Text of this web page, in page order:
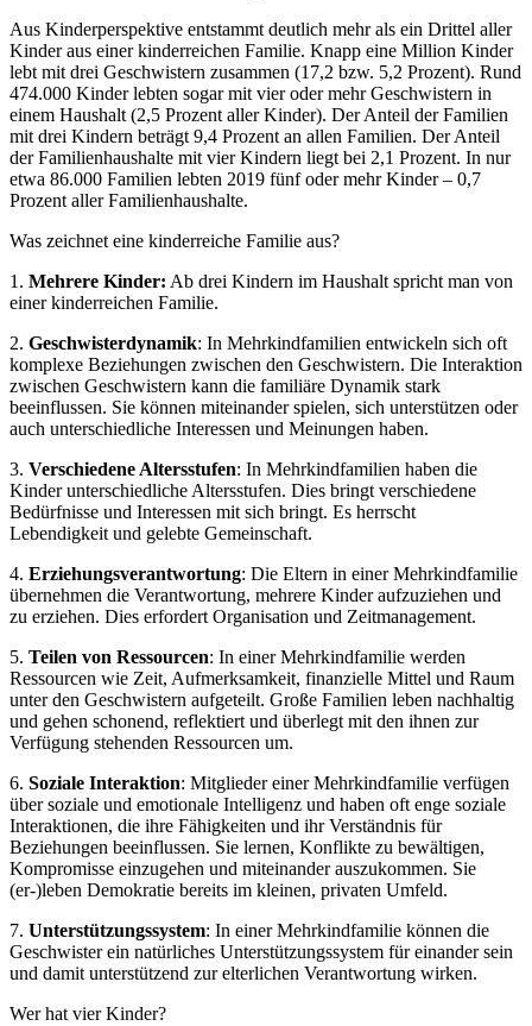
Aus Kinderperspektive entstammt deutlich mehr als ein Drittel aller
Kinder aus einer kinderreichen Familie. Knapp eine Million Kinder
lebt mit drei Geschwistern zusammen (17,2 bzw. 5,2 Prozent). Rund
474.000 Kinder lebten sogar mit vier oder mehr Geschwistern in
einem Haushalt (2,5 Prozent aller Kinder). Der Anteil der Familien
mit drei Kindern beträgt 9,4 Prozent an allen Familien. Der Anteil
der Familienhaushalte mit vier Kindern liegt bei 2,1 Prozent. In nur
etwa 86.000 Familien lebten 2019 fünf oder mehr Kinder – 0,7
Prozent aller Familienhaushalte.
Was zeichnet eine kinderreiche Familie aus?
1. Mehrere Kinder: Ab drei Kindern im Haushalt spricht man von
einer kinderreichen Familie.
2. Geschwisterdynamik: In Mehrkindfamilien entwickeln sich oft
komplexe Beziehungen zwischen den Geschwistern. Die Interaktion
zwischen Geschwistern kann die familiäre Dynamik stark
beeinflussen. Sie können miteinander spielen, sich unterstützen oder
auch unterschiedliche Interessen und Meinungen haben.
3. Verschiedene Altersstufen: In Mehrkindfamilien haben die
Kinder unterschiedliche Altersstufen. Dies bringt verschiedene
Bedürfnisse und Interessen mit sich bringt. Es herrscht
Lebendigkeit und gelebte Gemeinschaft.
4. Erziehungsverantwortung: Die Eltern in einer Mehrkindfamilie
übernehmen die Verantwortung, mehrere Kinder aufzuziehen und
zu erziehen. Dies erfordert Organisation und Zeitmanagement.
5. Teilen von Ressourcen: In einer Mehrkindfamilie werden
Ressourcen wie Zeit, Aufmerksamkeit, finanzielle Mittel und Raum
unter den Geschwistern aufgeteilt. Große Familien leben nachhaltig
und gehen schonend, reflektiert und überlegt mit den ihnen zur
Verfügung stehenden Ressourcen um.
6. Soziale Interaktion: Mitglieder einer Mehrkindfamilie verfügen
über soziale und emotionale Intelligenz und haben oft enge soziale
Interaktionen, die ihre Fähigkeiten und ihr Verständnis für
Beziehungen beeinflussen. Sie lernen, Konflikte zu bewältigen,
Kompromisse einzugehen und miteinander auszukommen. Sie
(er-)leben Demokratie bereits im kleinen, privaten Umfeld.
7. Unterstützungssystem: In einer Mehrkindfamilie können die
Geschwister ein natürliches Unterstützungssystem für einander sein
und damit unterstützend zur elterlichen Verantwortung wirken.
Wer hat vier Kinder?